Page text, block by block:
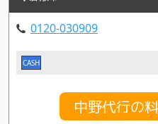
0120-030909
CASH
中野代行の